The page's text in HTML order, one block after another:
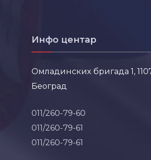
Инфо центар
Омладинских бригада 1,
Београд
011/260-79-60
011/260-79-61
011/260-79-61